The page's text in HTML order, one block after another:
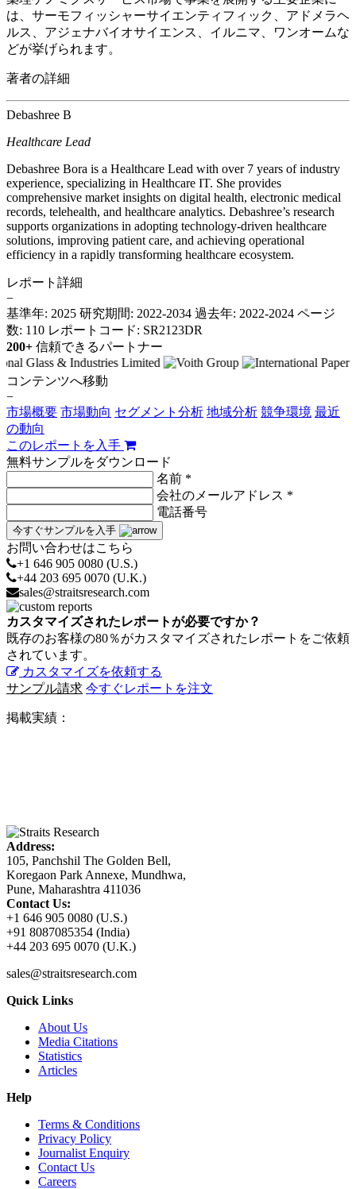
は、サーモフィッシャーサイエンティフィック、アドメラヘ
ルス、アジェナバイオサイエンス、イルニマ、ワンオームな
どが挙げられます。
著者の詳細
Debashree B
Healthcare Lead
Debashree Bora is a Healthcare Lead with over 7 years of industry
experience, specializing in Healthcare IT. She provides
comprehensive market insights on digital health, electronic medical
records, telehealth, and healthcare analytics. Debashree’s research
supports organizations in adopting technology-driven healthcare
solutions, improving patient care, and achieving operational
efficiency in a rapidly transforming healthcare ecosystem.
レポート詳細
−
基準年: 2025 研究期間: 2022-2034 過去年: 2022-2024 ページ
数: 110 レポートコード: SR2123DR
200+ 信頼できるパートナー
コンテンツへ移動
−
市場概要 市場動向 セグメント分析 地域分析 競争環境 最近
の動向
このレポートを入手
無料サンプルをダウンロード
名前 *
会社のメールアドレス *
電話番号
今すぐサンプルを入手
お問い合わせはこちら
+1 646 905 0080 (U.S.)
+44 203 695 0070 (U.K.)
sales@straitsresearch.com
カスタマイズされたレポートが必要ですか？
既存のお客様の80％がカスタマイズされたレポートをご依頼
されています。
カスタマイズを依頼する
サンプル請求 今すぐレポートを注文
掲載実績：
Address:
105, Panchshil The Golden Bell,
Koregaon Park Annexe, Mundhwa,
Pune, Maharashtra 411036
Contact Us:
+1 646 905 0080 (U.S.)
+91 8087085354 (India)
+44 203 695 0070 (U.K.)
sales@straitsresearch.com
Quick Links
About Us
Media Citations
Statistics
Articles
Help
Terms & Conditions
Privacy Policy
Journalist Enquiry
Contact Us
Careers